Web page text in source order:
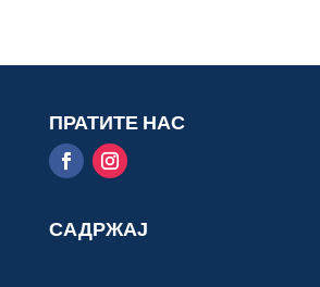
ПРАТИТЕ НАС
САДРЖАЈ